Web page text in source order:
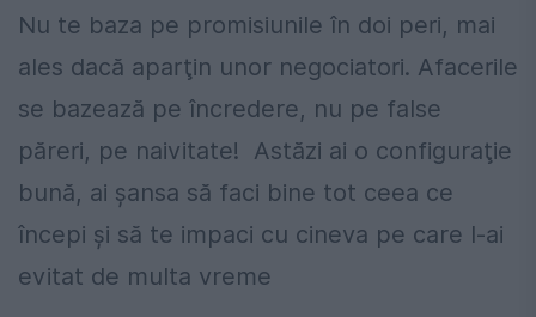
Nu te baza pe promisiunile în doi peri, mai
ales dacă aparţin unor negociatori. Afacerile
se bazează pe încredere, nu pe false
păreri, pe naivitate! Astăzi ai o configuraţie
bună, ai şansa să faci bine tot ceea ce
începi şi să te impaci cu cineva pe care l-ai
evitat de multa vreme